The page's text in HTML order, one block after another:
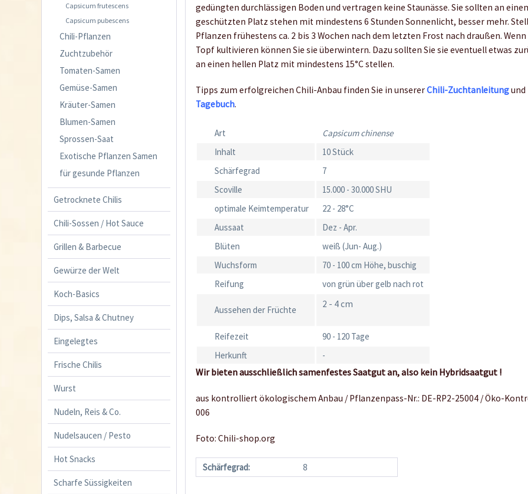
Capsicum frutescens
Capsicum pubescens
Chili-Pflanzen
Zuchtzubehör
Tomaten-Samen
Gemüse-Samen
Kräuter-Samen
Blumen-Samen
Sprossen-Saat
Exotische Pflanzen Samen
für gesunde Pflanzen
Getrocknete Chilis
Chili-Sossen / Hot Sauce
Grillen & Barbecue
Gewürze der Welt
Koch-Basics
Dips, Salsa & Chutney
Eingelegtes
Frische Chilis
Wurst
Nudeln, Reis & Co.
Nudelsaucen / Pesto
Hot Snacks
Scharfe Süssigkeiten
gedüngten durchlässigen Boden und vertragen keine Staunässe. Sie sollten an
geschützten Platz stehen mit mindestens 6 Stunden Sonnenlicht, besser mehr.
Pflanzen frühestens ca. 2 bis 3 Wochen nach dem letzten Frost nach draußen.
Topf kultivieren können Sie sie überwintern. Dazu sollten Sie sie eventuell etwas
an einen hellen Platz mit mindestens 15°C stellen.
Tipps zum erfolgreichen Chili-Anbau finden Sie in unsererChili-Zuchtanleitung
Tagebuch.
Art
Capsicum chinense
Inhalt
10 Stück
Schärfegrad
7
Scoville
15.000 - 30.000 SHU
optimale Keimtemperatur
22 - 28°C
Aussaat
Dez - Apr.
Blüten
weiß (Jun- Aug.)
Wuchsform
70 - 100 cm Höhe, buschig
Reifung
von grün über gelb nach rot
Aussehen der Früchte
2 - 4 cm
Reifezeit
90 - 120 Tage
Herkunft
-
Wir bieten ausschließlich samenfestes Saatgut an, also kein Hybridsaatgut !
aus kontrolliert ökologischem Anbau / Pflanzenpass-Nr.: DE-RP2-25004 / Öko-
006
Foto: Chili-shop.org
Schärfegrad: 8